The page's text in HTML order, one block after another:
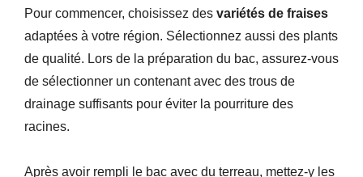
Pour commencer, choisissez des variétés de fraises
adaptées à votre région. Sélectionnez aussi des plants
de qualité. Lors de la préparation du bac, assurez-vous
de sélectionner un contenant avec des trous de
drainage suffisants pour éviter la pourriture des
racines.
Après avoir rempli le bac avec du terreau, mettez-y les